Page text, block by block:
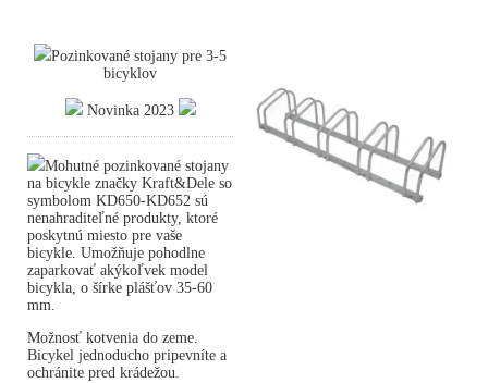
Pozinkované stojany pre 3-5
bicyklov
Novinka 2023
Mohutné pozinkované stojany
na bicykle značky Kraft&Dele so
symbolom KD650-KD652 sú
nenahraditeľné produkty, ktoré
poskytnú miesto pre vaše
bicykle. Umožňuje pohodlne
zaparkovať akýkoľvek model
bicykla, o šírke plášťov 35-60
mm.
Možnosť kotvenia do zeme.
Bicykel jednoducho pripevníte a
ochránite pred krádežou.